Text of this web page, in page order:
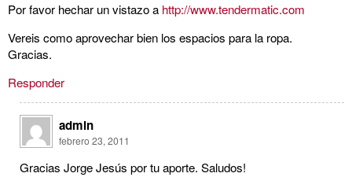
Por favor hechar un vistazo a http://www.tendermatic.com
Vereis como aprovechar bien los espacios para la ropa.
Gracias.
Responder
admin
febrero 23, 2011
Gracias Jorge Jesús por tu aporte. Saludos!